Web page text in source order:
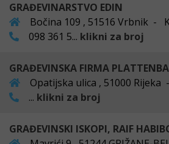
GRAĐEVINARSTVO EDIN
Bočina 109 , 51516 Vrbnik -
098 361 5... klikni za broj
GRAĐEVINSKA FIRMA
Opatijska ulica , 51000
... klikni za broj
GRAĐEVINSKI ISKOPI, RAIF